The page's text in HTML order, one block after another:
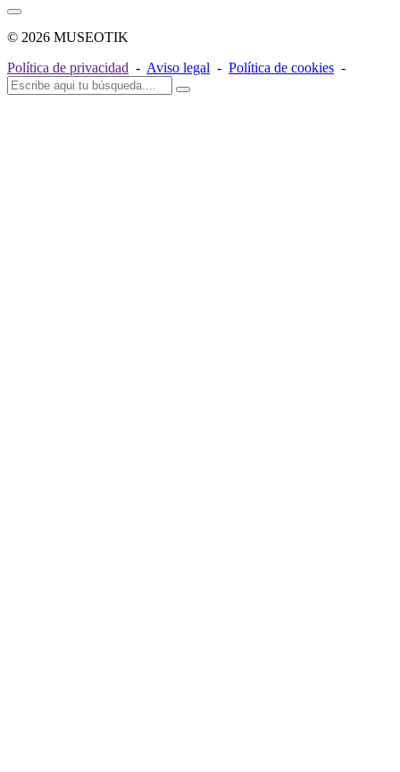
© 2026 MUSEOTIK
Política de privacidad - Aviso legal - Política de cookies -